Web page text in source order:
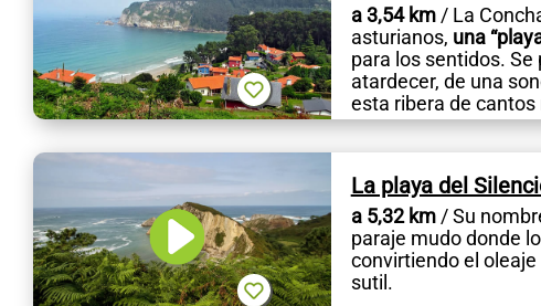
a 3,54 km/ La
asturianos, una
para los sentidos.
atardecer, de una
esta ribera de
La playa del
a 5,32 km/ Su
paraje mudo donde
convirtiendo el
sutil.